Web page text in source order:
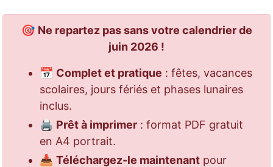
🎯 Ne repartez pas sans votre calendrier de
juin 2026 !
📅 Complet et pratique : fêtes, vacances
scolaires, jours fériés et phases lunaires
inclus.
🖨️ Prêt à imprimer : format PDF gratuit
en A4 portrait.
📥 Téléchargez-le maintenant pour